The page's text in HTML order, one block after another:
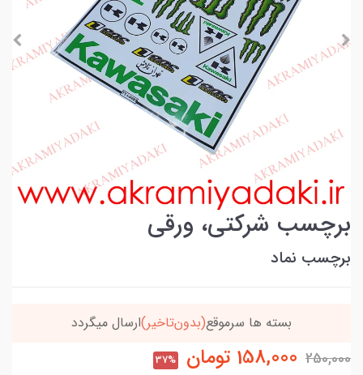
برچسب شرکتی، ورقی
برچسب نماد
بسته ها سرموقع(بدون‌تاخیر)ارسال میگردد
250,000
158,000 تومان 37%